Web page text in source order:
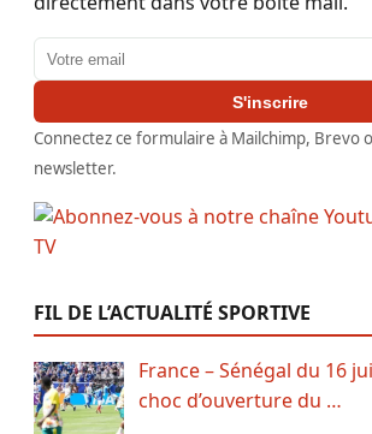
Adresse email
S'inscrire
Connectez ce formulaire à Mailchimp, Brevo
newsletter.
FIL DE L’ACTUALITÉ SPORTIVE
France – Sénégal du 16
choc d’ouverture du …